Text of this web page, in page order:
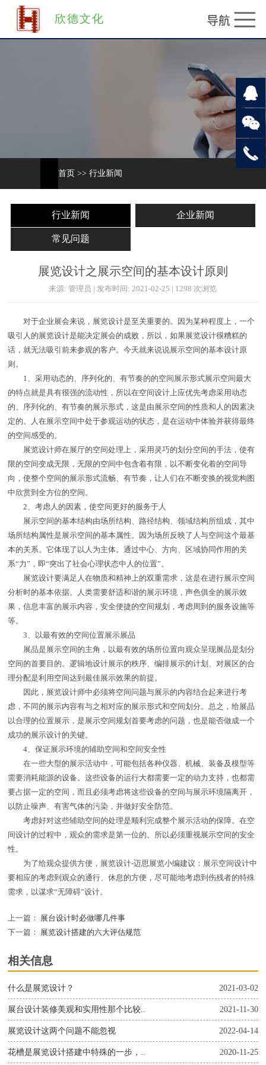
欣德文化
首页 >> 行业新闻
行业新闻 企业新闻
常见问题
展览设计之展示空间的基本设计原则
来源: 管理员 | 发布时间: 2021-02-25 | 1298 次浏览
对于企业展会来说，展览设计是至关重要的。因为某种程度上，一个
吸引人的展览设计是能决定展会的成败，所以，如果展览设计很糟糕的
话，就无法吸引前来参观的客户。今天就来说说展示空间的基本设计原
则。
1、采用动态的、序列化的、有节奏的的空间展示形式展示空间最大
的特点就是具有很强的流动性，所以在空间设计上应优先考虑采用动态
的、序列化的、有节奏的展示形式，这是由展示空间的性质和人的因素决
定的。人在展示空间中处于参观运动的状态，是在运动中体验并获得最终
的空间感受的。
展览设计师在展厅的空间处理上，采用灵巧的划分空间的手法，使有
限的空间变成无限，无限的空间中包含着有限，以不断变化着的空间导
向，使整个空间的展示形式流畅、有节奏，让人们在不断变换的视觉构图
中欣赏到全方位的空间。
2、考虑人的因素，使空间更好的服务于人
展示空间的基本结构由场所结构、路径结构、领域结构所组成，其中
场所结构属性是展示空间的基本属性。因为场所反映了人与空间这个最基
本的关系。它体现了以人为主体。通过中心、方向、区域协同作用的关
系“力”，即“突出了社会心理状态中人的位置”。
展览设计要满足人在物质和精神上的双重需求，这是在进行展示空间
分析时的基本依据。人类需要舒适和谐的展示环境，声色俱全的展示效
果，信息丰富的展示内容，安全便捷的空间规划，考虑周到的服务设施等
等。
3、以最有效的空间位置展示展品
展品是展示空间的主角，以最有效的场所位置向观众呈现展品是划分
空间的首要目的。逻辑地设计展示的秩序、编排展示的计划、对展区的合
理分配是利用空间达到最佳展示效果的前提。
因此，展览设计师中必须将空间问题与展示的内容结合起来进行考
虑，不同的展示内容有与之相对应的展示形式和空间划分。总之，给展品
以合理的位置展示，是展示空间规划首要考虑的问题，也是能否做成一个
成功的展示设计的关键。
4、保证展示环境的辅助空间和空间安全性
在一些大型的展示活动中，可能包括各种仪器、机械、装备及模型等
需要消耗能源的设备。这些设备的运行大都需要一定的动力支持，也都需
要占据一定的空间，而且必须考虑将这些设备的空间与展示环境隔离开，
以防止噪声、有害气体的污染，并做好安全防范。
考虑好对这些辅助空间的处理是顺利完成整个展示活动的保障。在空
间设计的过程中，观众的需求是第一位的。所以必须重视展示空间的安全
性。
为了给观众提供方便，展览设计-迈思展览小编建议：展示空间设计中
要相应的考虑到观众的通行、休息的方便，尽可能地考虑到伤残者的特殊
需求，以谋求“无障碍”设计。
上一篇：
展台设计时必做哪几件事
下一篇：
展览设计搭建的六大评估规范
相关信息
2021-03-02
什么是展览设计？
2021-11-30
展台设计装修美观和实用性那个比较..
2022-04-14
展览设计这两个问题不能忽视
2020-11-25
花槽是展览设计搭建中特殊的一步，..